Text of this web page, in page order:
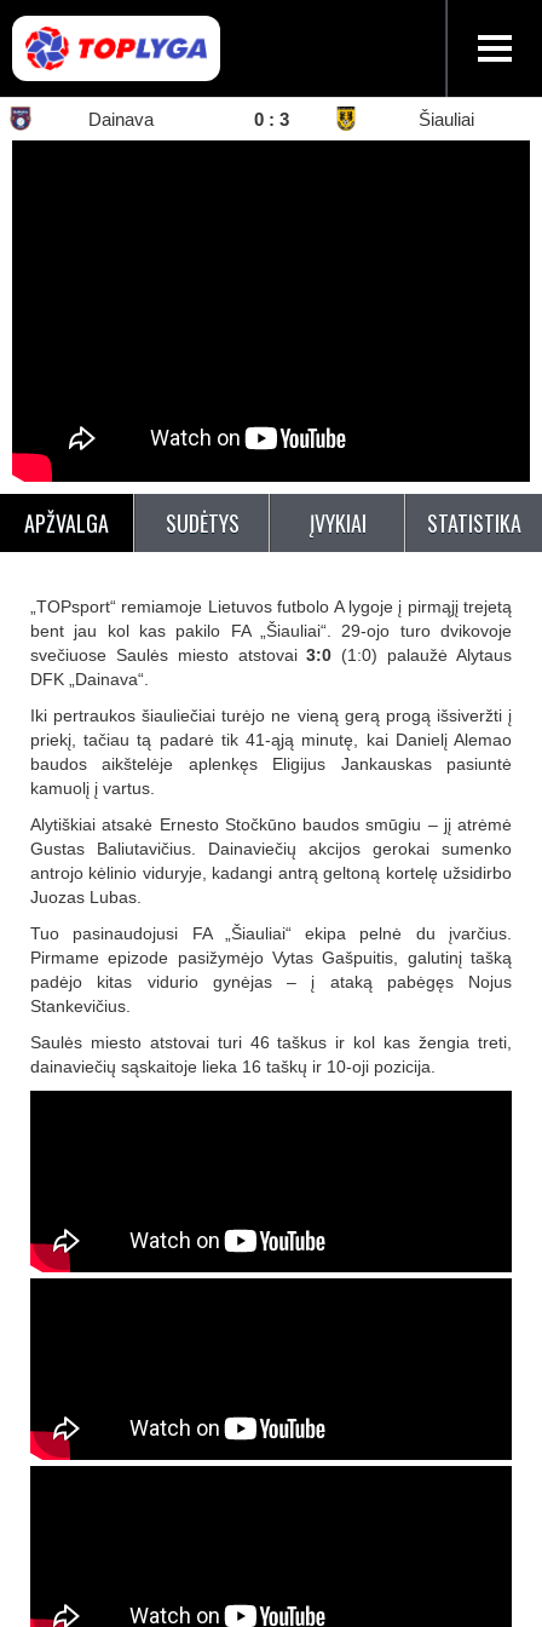
Dainava 0 : 3 Šiauliai
APŽVALGA SUDĖTYS ĮVYKIAI STATISTIKA
„TOPsport“ remiamoje Lietuvos futbolo A lygoje į pirmąjį trejetą
bent jau kol kas pakilo FA „Šiauliai“. 29-ojo turo dvikovoje
svečiuose Saulės miesto atstovai3:0 (1:0) palaužė Alytaus
DFK „Dainava“.
Iki pertraukos šiauliečiai turėjo ne vieną gerą progą išsiveržti į
priekį, tačiau tą padarė tik 41-ąją minutę, kai Danielį Alemao
baudos aikštelėje aplenkęs Eligijus Jankauskas pasiuntė
kamuolį į vartus.
Alytiškiai atsakė Ernesto Stočkūno baudos smūgiu – jį atrėmė
Gustas Baliutavičius. Dainaviečių akcijos gerokai sumenko
antrojo kėlinio viduryje, kadangi antrą geltoną kortelę užsidirbo
Juozas Lubas.
Tuo pasinaudojusi FA „Šiauliai“ ekipa pelnė du įvarčius.
Pirmame epizode pasižymėjo Vytas Gašpuitis, galutinį tašką
padėjo kitas vidurio gynėjas – į ataką pabėgęs Nojus
Stankevičius.
Saulės miesto atstovai turi 46 taškus ir kol kas žengia treti,
dainaviečių sąskaitoje lieka 16 taškų ir 10-oji pozicija.